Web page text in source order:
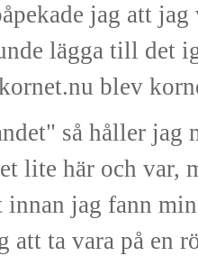
jag att
lägga till det
blev
så håller jag
lite här och var,
innan jag fann
att ta vara på en